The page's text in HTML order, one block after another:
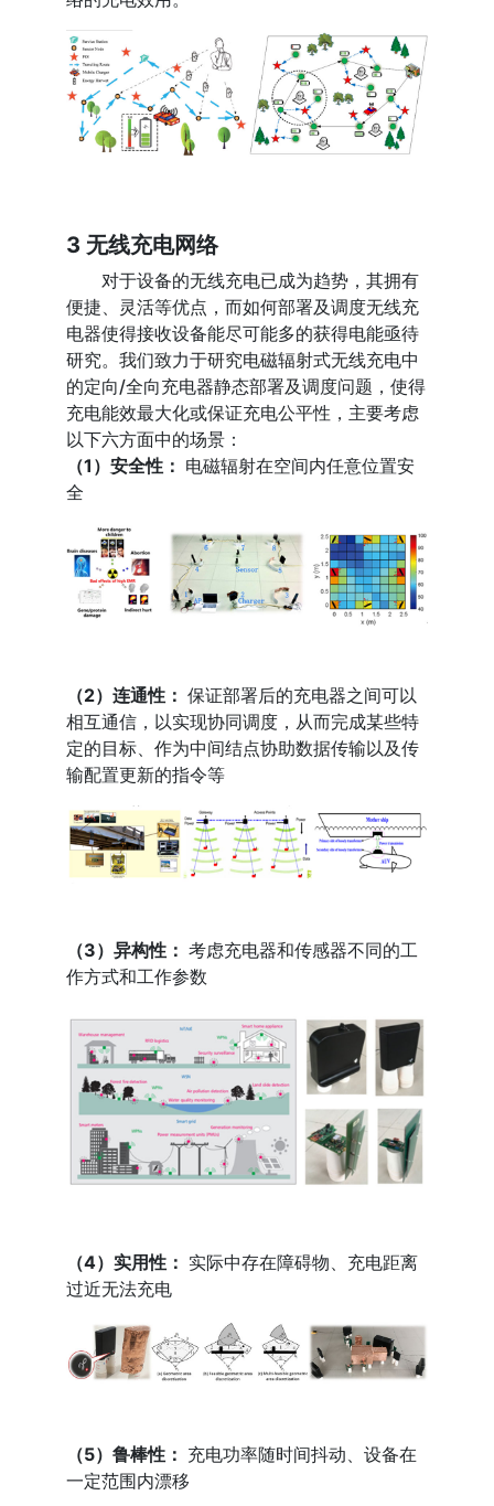
3 无线充电网络
对于设备的无线充电已成为趋势，其拥有
便捷、灵活等优点，而如何部署及调度无线充
电器使得接收设备能尽可能多的获得电能亟待
研究。我们致力于研究电磁辐射式无线充电中
的定向/全向充电器静态部署及调度问题，使得
充电能效最大化或保证充电公平性，主要考虑
以下六方面中的场景：
（1）安全性： 电磁辐射在空间内任意位置安
全
（2）连通性： 保证部署后的充电器之间可以
相互通信，以实现协同调度，从而完成某些特
定的目标、作为中间结点协助数据传输以及传
输配置更新的指令等
（3）异构性： 考虑充电器和传感器不同的工
作方式和工作参数
（4）实用性： 实际中存在障碍物、充电距离
过近无法充电
（5）鲁棒性： 充电功率随时间抖动、设备在
一定范围内漂移